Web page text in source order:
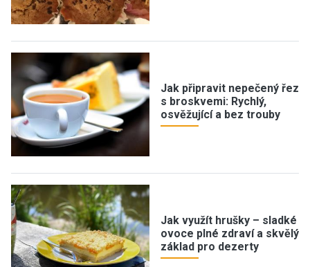
Jak připravit nepečený řez
s broskvemi: Rychlý,
osvěžující a bez trouby
Jak využít hrušky – sladké
ovoce plné zdraví a skvělý
základ pro dezerty